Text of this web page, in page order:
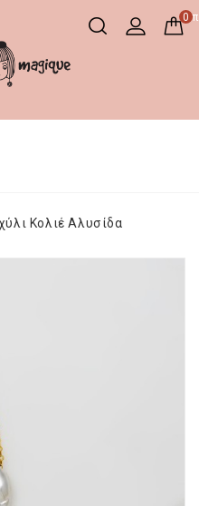
0
Κολιέ Αλυσίδα